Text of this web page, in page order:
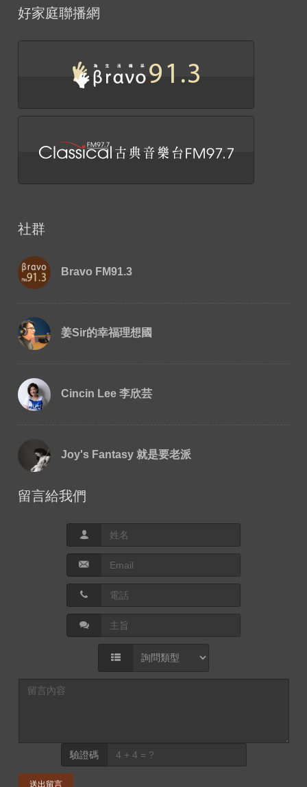
好家庭聯播網
社群
Bravo FM91.3
姜Sir的幸福理想國
Cincin Lee 李欣芸
Joy's Fantasy 就是要老派
留言給我們
驗證碼
送出留言